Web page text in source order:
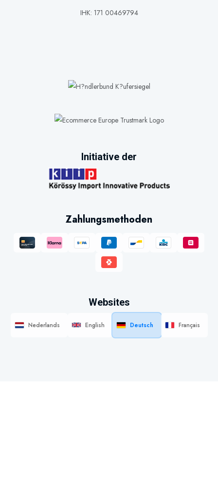
IHK: 171 00469794
Initiative der
Zahlungsmethoden
Websites
Nederlands English Deutsch Français